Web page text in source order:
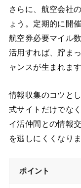
さらに、航空会社
ょう。定期的に開
航空券必要マイル
活用すれば、貯ま
ャンスが生まれます
情報収集のコツと
式サイトだけでな
イ活仲間との情報
を逃しにくくなりま
ポイント